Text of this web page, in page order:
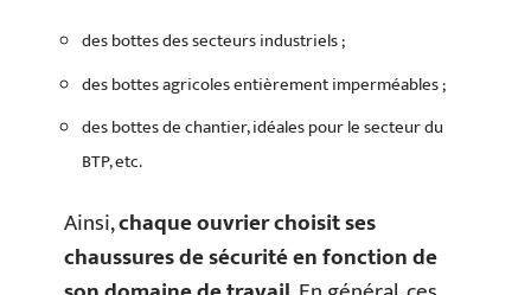
des bottes des secteurs industriels ;
des bottes agricoles entièrement imperméables ;
des bottes de chantier, idéales pour le secteur du
BTP, etc.
Ainsi,chaque ouvrier choisit ses
chaussures de sécurité en fonction de